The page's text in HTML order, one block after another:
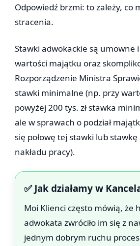
Odpowiedź brzmi: to zależy, co
stracenia.
Stawki adwokackie są umowne
wartości majątku oraz
Rozporządzenie Ministra
stawki minimalne (np. przy
powyżej 200 tys. zł stawka
ale w sprawach o podział
się połowę tej stawki lub
nakładu pracy).
✅ Jak działamy w
Moi Klienci często mówią, że
adwokata zwróciło im się z
jednym dobrym ruchu